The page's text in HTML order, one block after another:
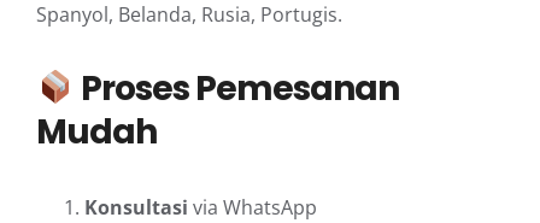
Spanyol, Belanda, Rusia, Portugis.
Proses Pemesanan
Mudah
Konsultasi via WhatsApp